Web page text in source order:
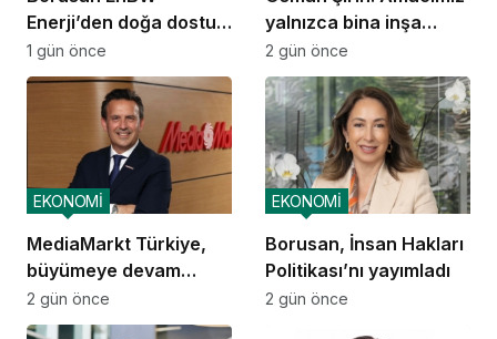
Enerji’den doğa dostu
proje
1 gün önce
yalnızca bina inşa
etmek değil,
yatırımcısına
kazandıracak yaşam
alanları üretmek
2 gün önce
MediaMarkt Türkiye,
büyümeye devam
ediyor
EKONOMİ
2 gün önce
Borusan, İnsan Hakları
Politikası’nı yayımladı
EKONOMİ
2 gün önce